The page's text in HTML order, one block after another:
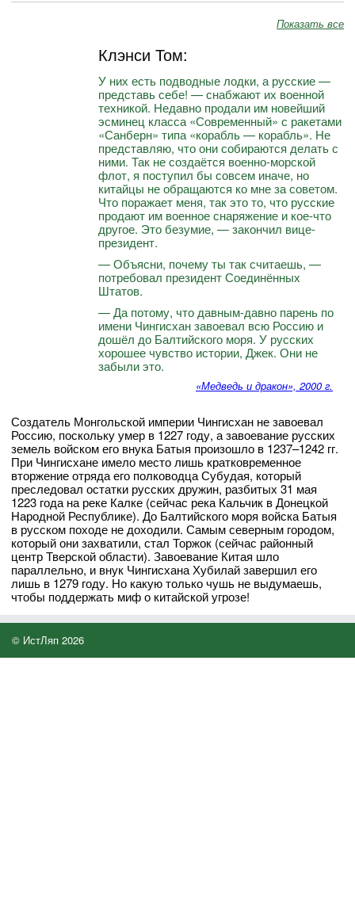
Показать все
Клэнси Том:
У них есть подводные лодки, а русские —
представь себе! — снабжают их военной
техникой. Недавно продали им новейший
эсминец класса «Современный» с ракетами
«Санберн» типа «корабль — корабль». Не
представляю, что они собираются делать с
ними. Так не создаётся военно-морской
флот, я поступил бы совсем иначе, но
китайцы не обращаются ко мне за советом.
Что поражает меня, так это то, что русские
продают им военное снаряжение и кое-что
другое. Это безумие, — закончил вице-
президент.
— Объясни, почему ты так считаешь, —
потребовал президент Соединённых
Штатов.
— Да потому, что давным-давно парень по
имени Чингисхан завоевал всю Россию и
дошёл до Балтийского моря. У русских
хорошее чувство истории, Джек. Они не
забыли это.
«Медведь и дракон», 2000 г.
Создатель Монгольской империи Чингисхан не завоевал
Россию, поскольку умер в 1227 году, а завоевание русских
земель войском его внука Батыя произошло в 1237–1242 гг.
При Чингисхане имело место лишь кратковременное
вторжение отряда его полководца Субудая, который
преследовал остатки русских дружин, разбитых 31 мая
1223 года на реке Калке (сейчас река Кальчик в Донецкой
Народной Республике). До Балтийского моря войска Батыя
в русском походе не доходили. Самым северным городом,
который они захватили, стал Торжок (сейчас районный
центр Тверской области). Завоевание Китая шло
параллельно, и внук Чингисхана Хубилай завершил его
лишь в 1279 году. Но какую только чушь не выдумаешь,
чтобы поддержать миф о китайской угрозе!
© ИстЛяп 2026